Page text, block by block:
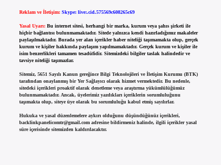
Reklam ve İletişim: Skype: live:.cid.575569c608265c69
Yasal Uyarı: Bu internet sitesi, herhangi bir marka, kurum veya şahıs şirketi ile
hiçbir bağlantısı bulunmamaktadır. Sitede yalnızca kendi hazırladığımız makaleler
paylaşılmaktadır. Burada yer alan içerikler haber niteliği taşımamakta olup, gerçek
kurum ve kişiler hakkında paylaşım yapılmamaktadır. Gerçek kurum ve kişiler ile
isim benzerlikleri tamamen tesadüfidir. Sitemizdeki bilgiler taslak halindedir ve
tavsiye niteliği taşımazlar.
Sitemiz, 5651 Sayılı Kanun gereğince Bilgi Teknolojileri ve İletişim Kurumu (BTK)
tarafından onaylanmış bir Yer Sağlayıcı olarak hizmet vermektedir. Bu nedenle,
sitedeki içerikleri proaktif olarak denetleme veya araştırma yükümlülüğümüz
bulunmamaktadır. Ancak, üyelerimiz yazdıkları içeriklerin sorumluluğunu
taşımakta olup, siteye üye olarak bu sorumluluğu kabul etmiş sayılırlar.
Hukuka ve yasal düzenlemelere aykırı olduğunu düşündüğünüz içerikleri,
backlinkpanelicomtr@gmail.comadresine bildirmeniz halinde, ilgili içerikler yasal
süre içerisinde sitemizden kaldırılacaktır.